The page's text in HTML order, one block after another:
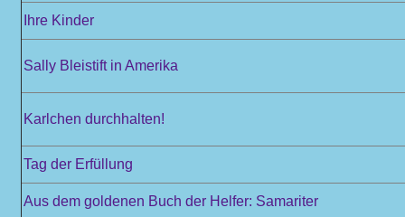
Ihre Kinder
Sally Bleistift in Amerika
Karlchen durchhalten!
Tag der Erfüllung
Aus dem goldenen Buch der Helfer: Samariter